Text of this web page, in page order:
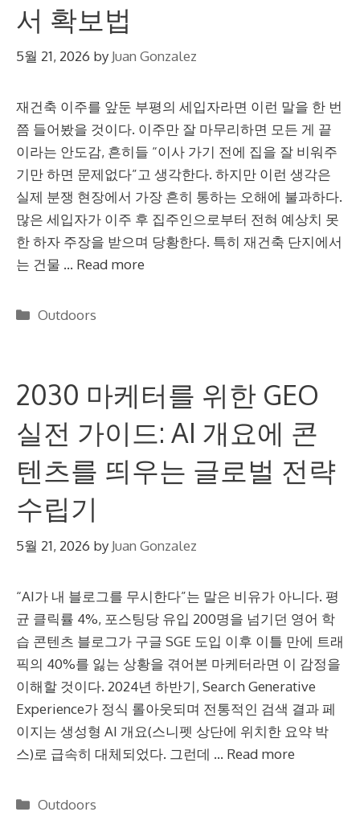
서 확보법
5월 21, 2026 by Juan Gonzalez
재건축 이주를 앞둔 부평의 세입자라면 이런 말을 한 번
쯤 들어봤을 것이다. 이주만 잘 마무리하면 모든 게 끝
이라는 안도감, 흔히들 “이사 가기 전에 집을 잘 비워주
기만 하면 문제없다”고 생각한다. 하지만 이런 생각은
실제 분쟁 현장에서 가장 흔히 통하는 오해에 불과하다.
많은 세입자가 이주 후 집주인으로부터 전혀 예상치 못
한 하자 주장을 받으며 당황한다. 특히 재건축 단지에서
는 건물 … Read more
Categories
Outdoors
2030 마케터를 위한 GEO
실전 가이드: AI 개요에 콘
텐츠를 띄우는 글로벌 전략
수립기
5월 21, 2026 by Juan Gonzalez
“AI가 내 블로그를 무시한다”는 말은 비유가 아니다. 평
균 클릭률 4%, 포스팅당 유입 200명을 넘기던 영어 학
습 콘텐츠 블로그가 구글 SGE 도입 이후 이틀 만에 트래
픽의 40%를 잃는 상황을 겪어본 마케터라면 이 감정을
이해할 것이다. 2024년 하반기, Search Generative
Experience가 정식 롤아웃되며 전통적인 검색 결과 페
이지는 생성형 AI 개요(스니펫 상단에 위치한 요약 박
스)로 급속히 대체되었다. 그런데 … Read more
Categories
Outdoors